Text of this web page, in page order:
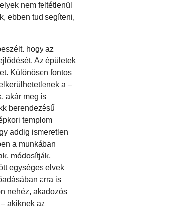
nem feltétlenül
ebben tud segíteni,
hogy az
Az épületek
Különösen fontos
a –
akár meg is
berendezésű
templom
addig ismeretlen
a munkában
módosítják,
egységes elvek
arra is
nehéz, akadozós
akiknek az